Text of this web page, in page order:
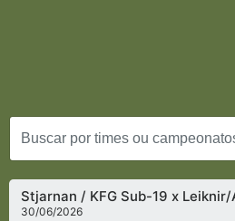
Stjarnan / KFG Sub-19 x
30/06/2026